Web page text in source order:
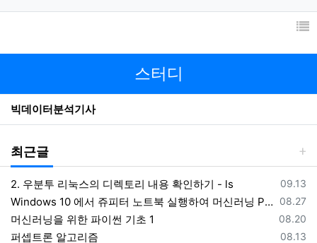
스터디
빅데이터분석기사
최근글
등록일
09.13
2. 우분투 리눅스의 디렉토리 내용 확인하기 - ls
등록일
08.27
Windows 10 에서 쥬피터 노트북 실행하여 머신러닝 Python 코딩하기
등록일
08.20
머신러닝을 위한 파이썬 기초 1
등록일
08.13
퍼셉트론 알고리즘